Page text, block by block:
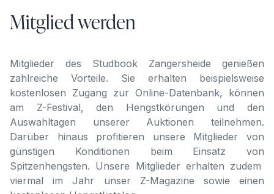
Mitglied werden
Mitglieder des Studbook Zangersheide genießen
zahlreiche Vorteile. Sie erhalten beispielsweise
kostenlosen Zugang zur Online-Datenbank, können
am Z-Festival, den Hengstkörungen und den
Auswahltagen unserer Auktionen teilnehmen.
Darüber hinaus profitieren unsere Mitglieder von
günstigen Konditionen beim Einsatz von
Spitzenhengsten. Unsere Mitglieder erhalten zudem
viermal im Jahr unser Z-Magazine sowie einen